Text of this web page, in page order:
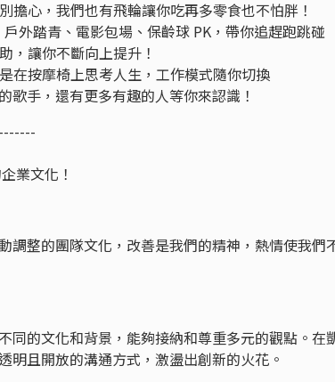
心，我們也有飛輪讓你吃再多零食也不怕胖！
外踏青、電影包場、保齡球 PK，帶你追趕跑跳碰
，讓你不斷向上提升！
在按摩椅上思考人生，工作模式隨你切換
手，還有更多有趣的人等你來認識！
業文化！
調整的團隊文化，改善是我們的精神，熱情使我們
同的文化和背景，能夠接納和尊重多元的觀點。在
且開放的溝通方式，激盪出創新的火花。